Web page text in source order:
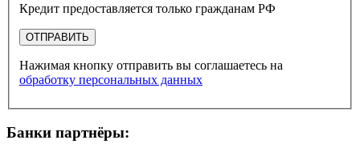
Кредит предоставляется только гражданам РФ
ОТПРАВИТЬ
Нажимая кнопку отправить вы соглашаетесь на
обработку персональных данных
Банки партнёры: